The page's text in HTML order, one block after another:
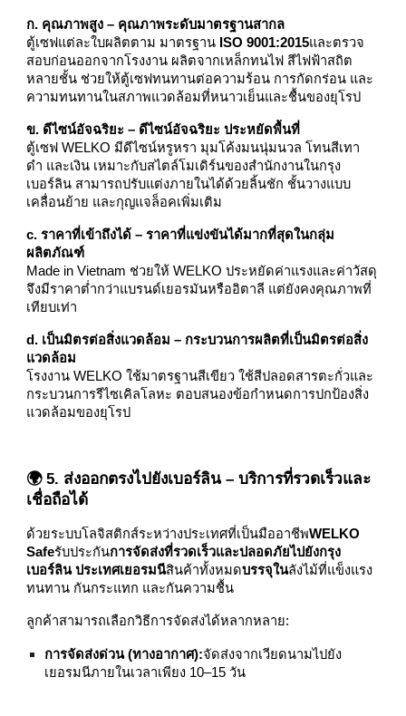
ก. คุณภาพสูง – คุณภาพระดับมาตรฐานสากล
ตู้เซฟแต่ละใบผลิตตาม มาตรฐาน ISO 9001:2015และตรวจ
สอบก่อนออกจากโรงงาน ผลิตจากเหล็กทนไฟ สีไฟฟ้าสถิต
หลายชั้น ช่วยให้ตู้เซฟทนทานต่อความร้อน การกัดกร่อน และ
ความทนทานในสภาพแวดล้อมที่หนาวเย็นและชื้นของยุโรป
ข. ดีไซน์อัจฉริยะ – ดีไซน์อัจฉริยะ ประหยัดพื้นที่
ตู้เซฟ WELKO มีดีไซน์หรูหรา มุมโค้งมนนุ่มนวล โทนสีเทา
ดำ และเงิน เหมาะกับสไตล์โมเดิร์นของสำนักงานในกรุง
เบอร์ลิน สามารถปรับแต่งภายในได้ด้วยลิ้นชัก ชั้นวางแบบ
เคลื่อนย้าย และกุญแจล็อคเพิ่มเติม
c. ราคาที่เข้าถึงได้ – ราคาที่แข่งขันได้มากที่สุดในกลุ่ม
ผลิตภัณฑ์
Made in Vietnam ช่วยให้ WELKO ประหยัดค่าแรงและค่าวัสดุ
จึงมีราคาต่ำกว่าแบรนด์เยอรมันหรืออิตาลี แต่ยังคงคุณภาพที่
เทียบเท่า
d. เป็นมิตรต่อสิ่งแวดล้อม – กระบวนการผลิตที่เป็นมิตรต่อสิ่ง
แวดล้อม
โรงงาน WELKO ใช้มาตรฐานสีเขียว ใช้สีปลอดสารตะกั่วและ
กระบวนการรีไซเคิลโลหะ ตอบสนองข้อกำหนดการปกป้องสิ่ง
แวดล้อมของยุโรป
🌍 5. ส่งออกตรงไปยังเบอร์ลิน – บริการที่รวดเร็วและ
เชื่อถือได้
ด้วยระบบโลจิสติกส์ระหว่างประเทศที่เป็นมืออาชีพWELKO
Safeรับประกันการจัดส่งที่รวดเร็วและปลอดภัยไปยังกรุง
เบอร์ลิน ประเทศเยอรมนีสินค้าทั้งหมดบรรจุในลังไม้ที่แข็งแรง
ทนทาน กันกระแทก และกันความชื้น
ลูกค้าสามารถเลือกวิธีการจัดส่งได้หลากหลาย:
การจัดส่งด่วน (ทางอากาศ):จัดส่งจากเวียดนามไปยัง
เยอรมนีภายในเวลาเพียง 10–15 วัน